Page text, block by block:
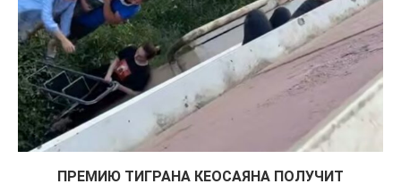
ПРЕМИЮ ТИГРАНА КЕОСАЯНА ПОЛУЧИТ